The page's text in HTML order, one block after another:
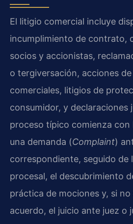
El litigio comercial incluye
incumplimiento de contrato,
socios y accionistas,
o tergiversación, acciones
comerciales, litigios de
consumidor, y declaraciones
proceso típico comienza con
una demanda (Complaint)
correspondiente, seguido de
procesal, el descubrimiento
práctica de mociones y, si no
acuerdo, el juicio ante juez o